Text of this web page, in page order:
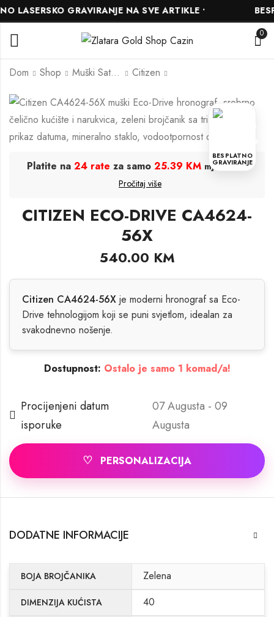
GRAVIRANJE NA SVE ARTIKLE •
0
Dom Shop Muški Satovi Citizen
CITIZEN NJ0180-
80M
923.00
CITIZEN BM7631-
52E
420.00
BESPLATNO
GRAVIRANJE
Platite na 24 rate za samo 25.39 KM mjesečno.
Pročitaj više
CITIZEN ECO-DRIVE CA4624-
56X
540.00 KM
Citizen CA4624-56X je moderni hronograf sa Eco-
Drive tehnologijom koji se puni svjetlom, idealan za
svakodnevno nošenje.
Dostupnost: Ostalo je samo 1 komad/a!
Procijenjeni datum
isporuke
07 Augusta - 09
Augusta
♡ PERSONALIZACIJA
DODATNE INFORMACIJE
BOJA BROJČANIKA Zelena
DIMENZIJA KUĆISTA 40